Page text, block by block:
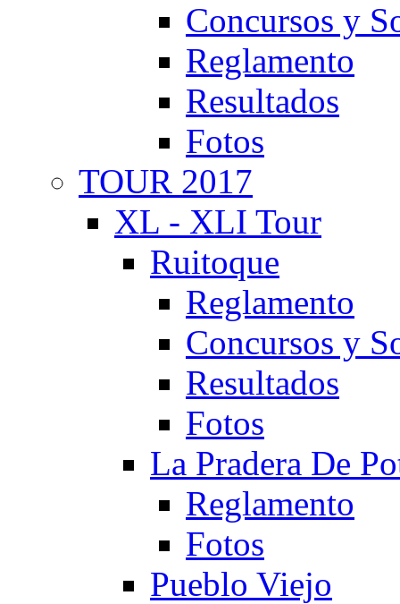
Concursos y
Reglamento
Resultados
Fotos
TOUR 2017
XL - XLI Tour
Ruitoque
Reglamento
Concursos y
Resultados
Fotos
La Pradera De
Reglamento
Fotos
Pueblo Viejo